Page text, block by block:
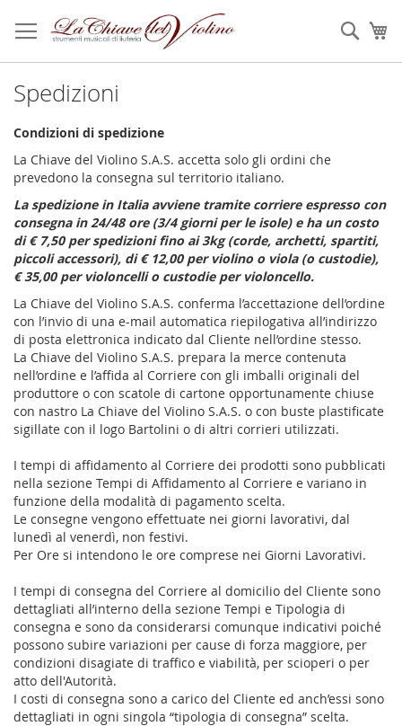
al
contenuto
Spedizioni
Condizioni di spedizione
La Chiave del Violino S.A.S. accetta solo gli ordini che
prevedono la consegna sul territorio italiano.
La spedizione in Italia avviene tramite corriere espresso con
consegna in 24/48 ore (3/4 giorni per le isole) e ha un costo
di € 7,50 per spedizioni fino ai 3kg (corde, archetti, spartiti,
piccoli accessori), di € 12,00 per violino o viola (o custodie),
€ 35,00 per violoncelli o custodie per violoncello.
La Chiave del Violino S.A.S. conferma l’accettazione dell’ordine
con l’invio di una e-mail automatica riepilogativa all’indirizzo
di posta elettronica indicato dal Cliente nell’ordine stesso.
La Chiave del Violino S.A.S. prepara la merce contenuta
nell’ordine e l’affida al Corriere con gli imballi originali del
produttore o con scatole di cartone opportunamente chiuse
con nastro La Chiave del Violino S.A.S. o con buste plastificate
sigillate con il logo Bartolini o di altri corrieri utilizzati.
I tempi di affidamento al Corriere dei prodotti sono pubblicati
nella sezione Tempi di Affidamento al Corriere e variano in
funzione della modalità di pagamento scelta.
Le consegne vengono effettuate nei giorni lavorativi, dal
lunedì al venerdì, non festivi.
Per Ore si intendono le ore comprese nei Giorni Lavorativi.
I tempi di consegna del Corriere al domicilio del Cliente sono
dettagliati all’interno della sezione Tempi e Tipologia di
consegna e sono da considerarsi comunque indicativi poiché
possono subire variazioni per cause di forza maggiore, per
condizioni disagiate di traffico e viabilità, per scioperi o per
atto dell'Autorità.
I costi di consegna sono a carico del Cliente ed anch’essi sono
dettagliati in ogni singola “tipologia di consegna” scelta.